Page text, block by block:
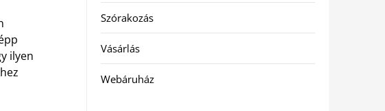
ilyen
Szórakozás
Vásárlás
Webáruház